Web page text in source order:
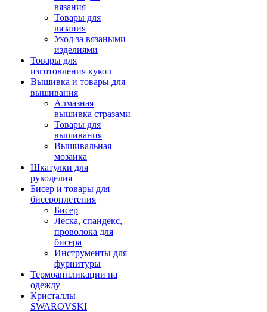
вязания
Товары для
вязания
Уход за вязаными
изделиями
Товары для
изготовления кукол
Вышивка и товары для
вышивания
Алмазная
вышивка стразами
Товары для
вышивания
Вышивальная
мозаика
Шкатулки для
рукоделия
Бисер и товары для
бисероплетения
Бисер
Леска, спандекс,
проволока для
бисера
Инструменты для
фурнитуры
Термоаппликации на
одежду
Кристаллы
SWAROVSKI